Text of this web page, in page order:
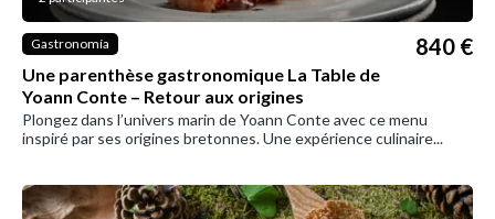
Gastronomía
Une parenthèse gastronomique La Table de
Yoann Conte – Retour aux origines
840 €
Plongez dans l’univers marin de Yoann Conte avec ce menu
inspiré par ses origines bretonnes. Une expérience culinaire...